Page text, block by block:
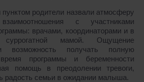
родители назвали атмосферу
с участниками
врачами, координаторами и в
мамой. Ощущение
возможность получать полную
программы и беременности
помощь в преодолении тревоги,
радость семьи в ожидании малыша.